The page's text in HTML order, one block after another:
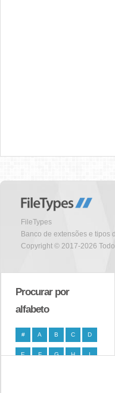
FileTypes
Banco de extensões e tipos
Copyright © 2017-2026
Procurar por
alfabeto
# A B C D
E F G H I